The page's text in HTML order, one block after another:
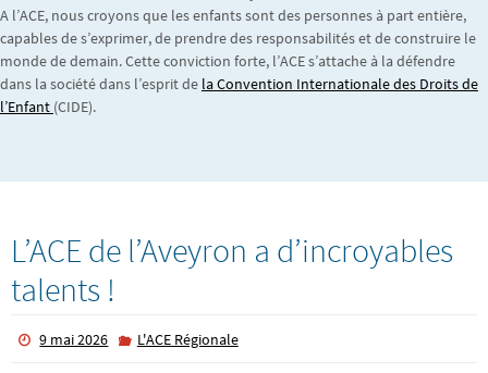
A l’ACE, nous croyons que les enfants sont des personnes à part entière,
capables de s’exprimer, de prendre des responsabilités et de construire le
monde de demain. Cette conviction forte, l’ACE s’attache à la défendre
dans la société dans l’esprit de la Convention Internationale des Droits de
l’Enfant (CIDE).
L’ACE de l’Aveyron a d’incroyables
talents !
9 mai 2026 L'ACE Régionale